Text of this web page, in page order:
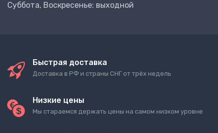
Суббота, Воскресенье: выходной
Быстрая доставка
Доставка в РФ и страны СНГ от трёх недель
Низкие цены
Мы стараемся держать цены на самом низком уровне